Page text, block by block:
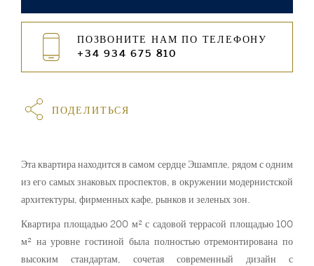
ПОЗВОНИТЕ НАМ ПО ТЕЛЕФОНУ
+34 934 675 810
ПОДЕЛИТЬСЯ
Эта квартира находится в самом сердце Эшампле, рядом с одним
из его самых знаковых проспектов, в окружении модернистской
архитектуры, фирменных кафе, рынков и зеленых зон.
Квартира площадью 200 м² с садовой террасой площадью 100
м² на уровне гостиной была полностью отремонтирована по
высоким стандартам, сочетая современный дизайн с